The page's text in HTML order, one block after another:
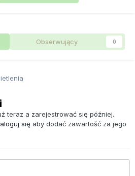
Obserwujący 0
teraz a zarejestrować się później.
się aby dodać zawartość za jego